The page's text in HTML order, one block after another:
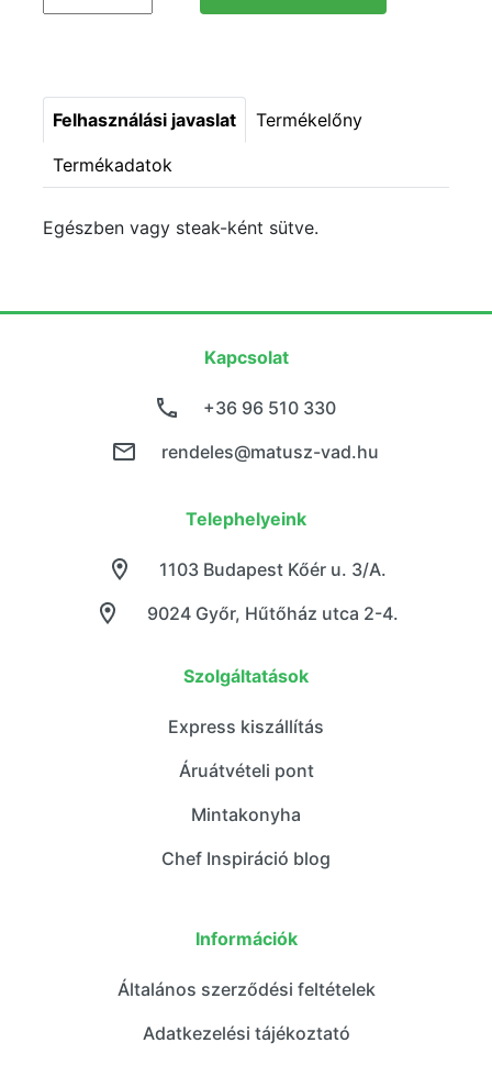
Felhasználási javaslat Termékelőny
Termékadatok
Egészben vagy steak-ként sütve.
Kapcsolat
+36 96 510 330
rendeles@matusz-vad.hu
Telephelyeink
9024 Győr, Hűtőház utca 2-4.
1103 Budapest Kőér u. 3/A.
Szolgáltatások
Express kiszállítás
Áruátvételi pont
Mintakonyha
Chef Inspiráció blog
Információk
Általános szerződési feltételek
Adatkezelési tájékoztató